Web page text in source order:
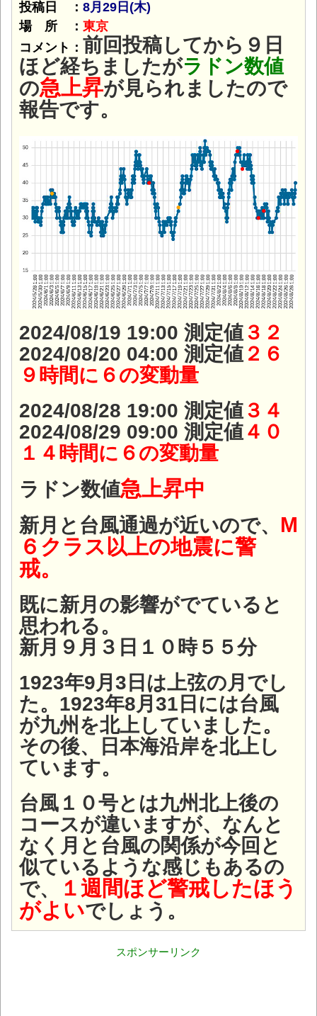
投稿日 ： 8月29日(木)
場 所 ： 東京
コメント： 前回投稿してから９日
ほど経ちましたがラドン数値
の急上昇が見られましたので
報告です。
2024/08/19 19:00 測定値３２
2024/08/20 04:00 測定値 ２６
９時間に６の変動量
2024/08/28 19:00 測定値３４
2024/08/29 09:00 測定値４０
１４時間に６の変動量
ラドン数値急上昇中
新月と台風通過が近いので、 M
６クラス以上の地震に警
戒。
既に新月の影響がでていると
思われる。
新月９月３日１０時５５分
1923年9月3日は上弦の月でし
た。1923年8月31日には台風
が九州を北上していました。
その後、日本海沿岸を北上し
ています。
台風１０号とは九州北上後の
コースが違いますが、なんと
なく月と台風の関係が今回と
似ているような感じもあるの
で、
１週間ほど警戒したほう
がよいでしょう。
スポンサーリンク